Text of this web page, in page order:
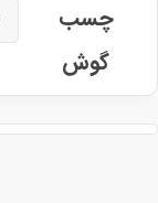
چسب
گوش